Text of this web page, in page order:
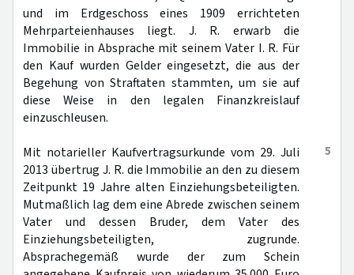
und im Erdgeschoss eines 1909 errichteten
Mehrparteienhauses liegt. J. R. erwarb die
Immobilie in Absprache mit seinem Vater I. R. Für
den Kauf wurden Gelder eingesetzt, die aus der
Begehung von Straftaten stammten, um sie auf
diese Weise in den legalen Finanzkreislauf
einzuschleusen.
5
Mit notarieller Kaufvertragsurkunde vom 29. Juli
2013 übertrug J. R. die Immobilie an den zu diesem
Zeitpunkt 19 Jahre alten Einziehungsbeteiligten.
Mutmaßlich lag dem eine Abrede zwischen seinem
Vater und dessen Bruder, dem Vater des
Einziehungsbeteiligten, zugrunde.
Absprachegemäß wurde der zum Schein